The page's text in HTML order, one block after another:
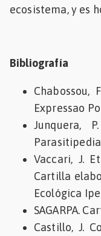
ecosistema, y es
Bibliografía
Chabossou,
Expressao
Junquera,
Vaccari, J.
Cartilla
Ecológica
SAGARPA.
Castillo, J.